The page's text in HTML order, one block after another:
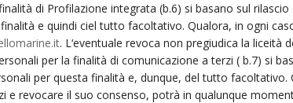
di Profilazione integrata (b.6) si basano sul
e quindi ciel tutto facoltativo. Qualora, in ogni
. L‘eventuale revoca non pregiudica la
per la finalità di comunicazione a terzi ( b.7) si
per questa finalità e, dunque, del tutto
e revocare il suo consenso, potrà in qualunque